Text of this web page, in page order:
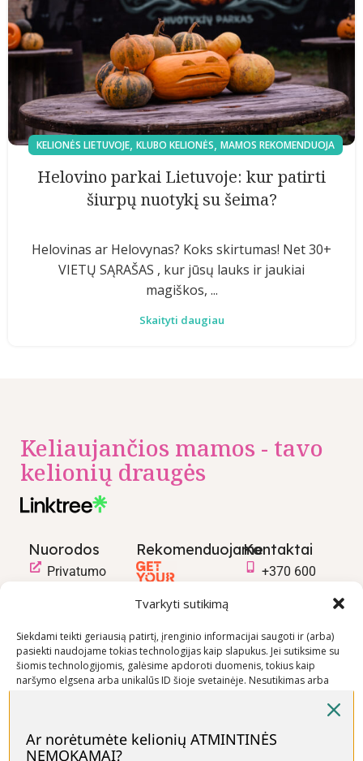
Tvarkyti sutikimą
Siekdami teikti geriausią patirtį, įrenginio informacijai saugoti ir (arba)
pasiekti naudojame tokias technologijas kaip slapukus. Jei sutiksime su
šiomis technologijomis, galėsime apdoroti duomenis, tokius kaip
naršymo elgsena arba unikalūs ID šioje svetainėje. Nesutikimas arba
KELIONĖS LIETUVOJE, KLUBO KELIONĖS, MAMOS REKOMENDUOJA
Helovino parkai Lietuvoje: kur patirti
šiurpų nuotykį su šeima?
Helovinas ar Helovynas? Koks skirtumas! Net 30+
VIETŲ SĄRAŠAS , kur jūsų lauks ir jaukiai
magiškos, ...
Skaityti daugiau
Keliaujančios mamos - tavo
kelionių draugės
Nuorodos
Privatumo
pirkimo –
pardavimo
taisyklės
sąlygos
RekomenduojameKontaktai
+370 600
Ar norėtumėte kelionių ATMINTINĖS
NEMOKAMAI?